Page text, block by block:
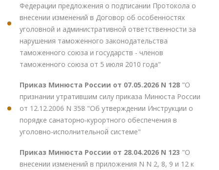
Федерации предложения о подписании Протокола о
внесении изменений в Договор об особенностях
уголовной и административной ответственности за
нарушения таможенного законодательства
таможенного союза и государств - членов
таможенного союза от 5 июля 2010 года"
Приказ Минюста России от 07.05.2026 N 128 "О
признании утратившим силу приказа Минюста России
от 12.12.2006 N 358 "Об утверждении Инструкции о
порядке санаторно-курортного обеспечения в
уголовно-исполнительной системе"
Приказ Минюста России от 28.04.2026 N 123 "О
внесении изменений в приложения N N 2, 8, 9 и 12 к